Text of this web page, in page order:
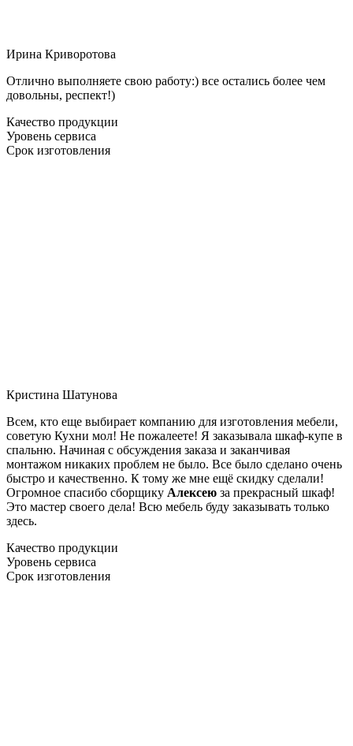
Ирина Криворотова
Отлично выполняете свою работу:) все остались более чем
довольны, респект!)
Качество продукции
Уровень сервиса
Срок изготовления
Кристина Шатунова
Всем, кто еще выбирает компанию для изготовления мебели,
советую Кухни мол! Не пожалеете! Я заказывала шкаф-купе в
спальню. Начиная с обсуждения заказа и заканчивая
монтажом никаких проблем не было. Все было сделано очень
быстро и качественно. К тому же мне ещё скидку сделали!
Огромное спасибо сборщику Алексею за прекрасный шкаф!
Это мастер своего дела! Всю мебель буду заказывать только
здесь.
Качество продукции
Уровень сервиса
Срок изготовления